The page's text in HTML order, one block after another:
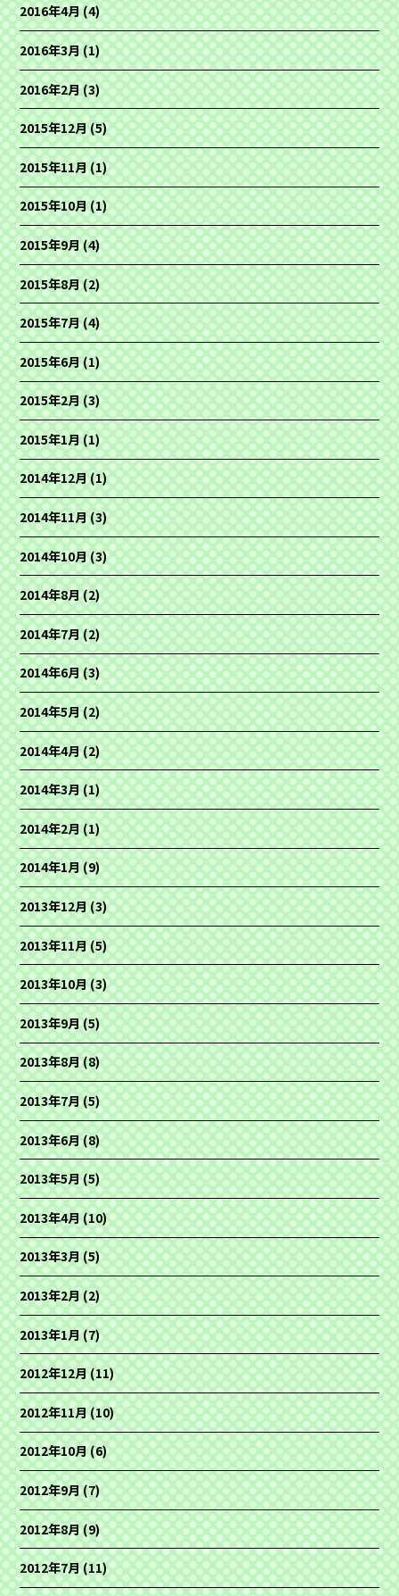
2016年4月(4)
2016年3月(1)
2016年2月(3)
2015年12月(5)
2015年11月(1)
2015年10月(1)
2015年9月(4)
2015年8月(2)
2015年7月(4)
2015年6月(1)
2015年2月(3)
2015年1月(1)
2014年12月(1)
2014年11月(3)
2014年10月(3)
2014年8月(2)
2014年7月(2)
2014年6月(3)
2014年5月(2)
2014年4月(2)
2014年3月(1)
2014年2月(1)
2014年1月(9)
2013年12月(3)
2013年11月(5)
2013年10月(3)
2013年9月(5)
2013年8月(8)
2013年7月(5)
2013年6月(8)
2013年5月(5)
2013年4月(10)
2013年3月(5)
2013年2月(2)
2013年1月(7)
2012年12月(11)
2012年11月(10)
2012年10月(6)
2012年9月(7)
2012年8月(9)
2012年7月(11)